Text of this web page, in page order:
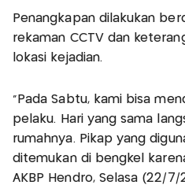
Penangkapan dilakukan
rekaman CCTV dan
lokasi kejadian.
“Pada Sabtu, kami bisa
pelaku. Hari yang sama
rumahnya. Pikap yang
ditemukan di bengkel
AKBP Hendro, Selasa (22/7/